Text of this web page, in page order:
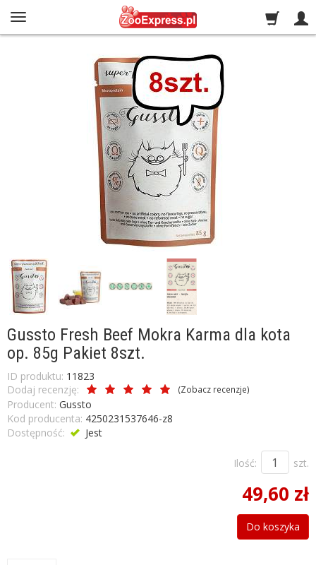
Gussto Fresh Beef Mokra Karma dla kota
op. 85g Pakiet 8szt.
ID produktu: 11823
Dodaj recenzję:
(Zobacz recenzje)
Producent: Gussto
Kod producenta: 4250231537646-z8
Dostępność:
Jest
Ilość: szt.
49,60 zł
Do koszyka